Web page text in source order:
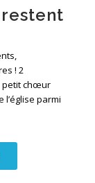
! 2
petit chœur
parmi